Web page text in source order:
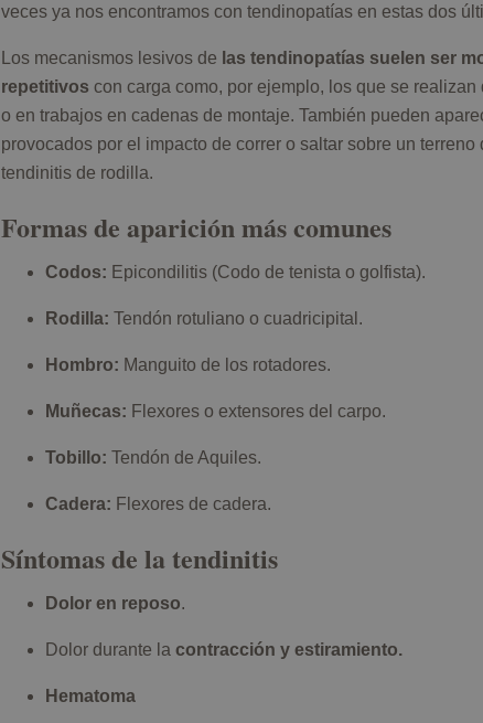
veces ya nos encontramos con tendinopatías en estas dos
Los mecanismos lesivos de las tendinopatías suelen ser
repetitivos con carga como, por ejemplo, los que se
o en trabajos en cadenas de montaje. También pueden
provocados por el impacto de correr o saltar sobre un
tendinitis de rodilla.
Formas de aparición más comunes
Codos: Epicondilitis (Codo de tenista o golfista).
Rodilla: Tendón rotuliano o cuadricipital.
Hombro: Manguito de los rotadores.
Muñecas: Flexores o extensores del carpo.
Tobillo: Tendón de Aquiles.
Cadera: Flexores de cadera.
Síntomas de la tendinitis
Dolor en reposo.
Dolor durante la contracción y estiramiento.
Hematoma